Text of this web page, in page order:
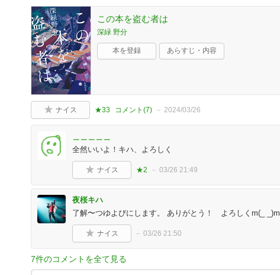
この本を盗む者は
深緑 野分
本を登録 あらすじ・内容
ナイス ★33 コメント(7) 2024/03/26
全然いいよ！キハ、よろしく
ナイス ★2 03/26 21:49
夜桜キハ
了解〜つゆよびにします。 ありがとう！ よろしくm(_ _)m
ナイス 03/26 21:50
7件のコメントを全て見る